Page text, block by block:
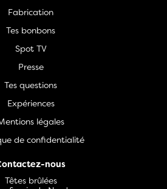
Fabrication
Tes bonbons
Spot TV
Presse
Tes questions
Expériences
légales
de confidentialité
nous
Têtes brûlées